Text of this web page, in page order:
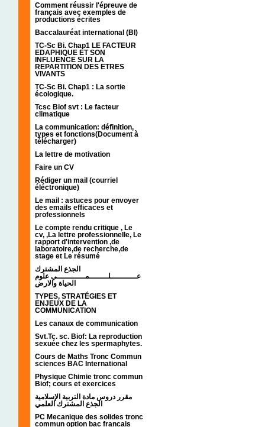
Comment réussir l'épreuve de
français avec exemples de
productions écrites
Baccalauréat international (BI)
TC-Sc Bi. Chap1 LE FACTEUR
EDAPHIQUE ET SON
INFLUENCE SUR LA
REPARTITION DES ETRES
VIVANTS
TC-Sc Bi. Chap1 : La sortie
écologique.
Tcsc Biof svt : Le facteur
climatique
La communication: définition,
types et fonctions(Document à
télécharger)
La lettre de motivation
Faire un CV
Rédiger un mail (courriel
éléctronique)
Le mail : astuces pour envoyer
des emails efficaces et
professionnels
Le compte rendu critique , Le
cv, ,La lettre professionnelle, Le
rapport d'intervention ,de
laboratoire,de recherche,de
stage et Le résumé
الجذع المشترك
عـــــــــــلــــــــمــــــــــــي علوم
الحياة والارض
TYPES, STRATÉGIES ET
ENJEUX DE LA
COMMUNICATION
Les canaux de communication
Svt.Tc. sc. Biof: La reproduction
sexuée chez les spermaphytes.
Cours de Maths Tronc Commun
sciences BAC International
Physique Chimie tronc commun
Biof; cours et exercices
مقرر دروس مادة التربية الإسلامية
الجذع المشترك العلمي
PC Mecanique des solides tronc
commun option bac francais